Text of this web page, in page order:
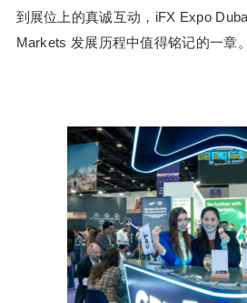
到展位上的真诚互动，iFX Expo
Markets 发展历程中值得铭记的一章。